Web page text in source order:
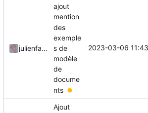
julienfastre
ajout
mention
des
exemple
s de
modèle
de
docume
nts
2023-03-06
Ajout